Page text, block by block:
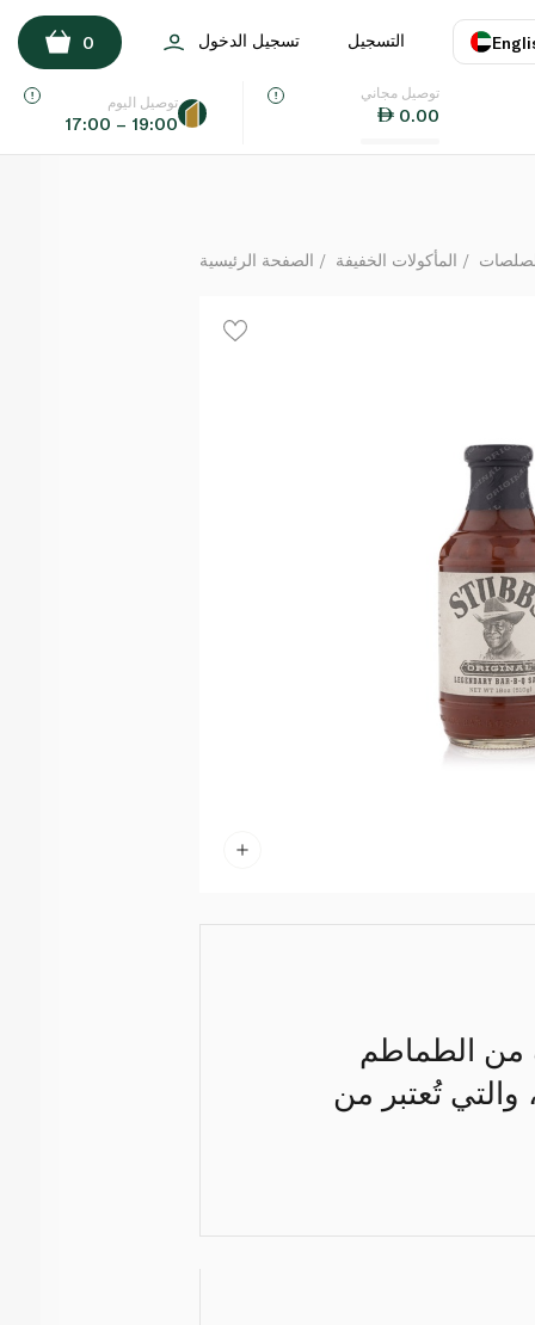
اللغة
التسجيل تسجيل الدخول 0
توصيل مجاني
0.00
توصيل اليوم
17:00 – 19:00
الصفحة الرئيسية المأكولات الخفيفة
من الطماطم
تُعتبر من